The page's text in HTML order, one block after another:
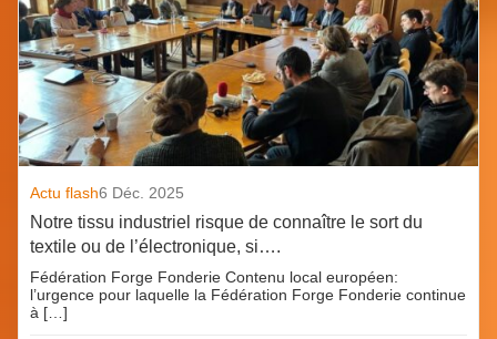
Actu flash6 Déc. 2025
Notre tissu industriel risque de connaître le sort du
textile ou de l’électronique, si….
Fédération Forge Fonderie Contenu local européen:
l’urgence pour laquelle la Fédération Forge Fonderie continue
à […]